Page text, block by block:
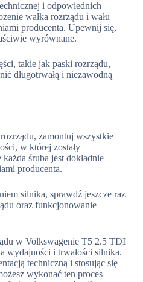
i odpowiednich
wałka rozrządu i wału
producenta. Upewnij się,
wyrównane.
takie jak paski rozrządu,
długotrwałą i niezawodną
zamontuj wszystkie
w której zostały
śruba jest dokładnie
producenta.
silnika, sprawdź jeszcze raz
oraz funkcjonowanie
w Volkswagenie T5 2.5 TDI
wydajności i trwałości silnika.
techniczną i stosując się
wykonać ten proces